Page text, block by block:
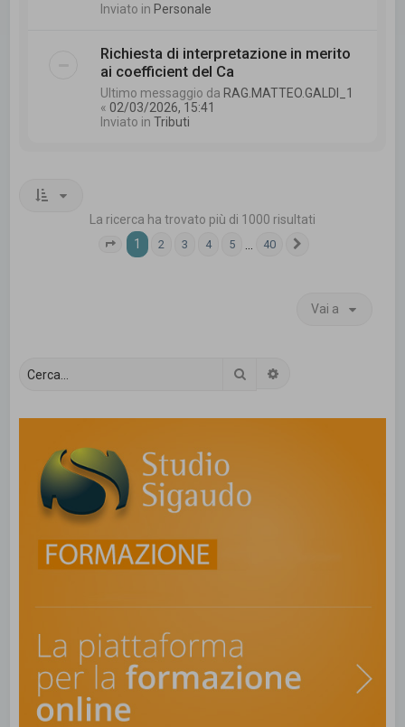
Inviato in Personale
Richiesta di interpretazione in merito
ai coefficient del Ca
Ultimo messaggio da RAG.MATTEO.GALDI_1
« 02/03/2026, 15:41
Inviato inTributi
La ricerca ha trovato più di 1000 risultati
Pagina 1di 40
1 2 3 4 5 40
Vai a
Cerca